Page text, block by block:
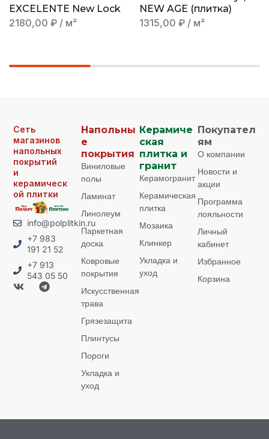
EXCELENTE New Lock
2180,00 ₽ / м²
NEW AGE (плитка)
1315,00 ₽ / м²
Сеть
магазинов
напольных
покрытий
и
керамическ
ой плитки
info@polplitkin.ru
+7 983
191 21 52
+7 913
543 05 50
Напольны
е
покрытия
Виниловые
полы
Ламинат
Линолеум
Паркетная
доска
Ковровые
покрытия
Искусственная
трава
Грязезащита
Плинтусы
Пороги
Укладка и
уход
Керамиче
ская
плитка и
гранит
Керамогранит
Керамическая
плитка
Мозаика
Клинкер
Укладка и
уход
Покупател
ям
О компании
Новости и
акции
Программа
лояльности
Личный
кабинет
Избранное
Корзина